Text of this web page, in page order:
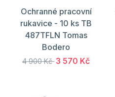
Ochranné pracovní
rukavice - 10 ks TB
487TFLN Tomas
Bodero
4 900 Kč 3 570 Kč